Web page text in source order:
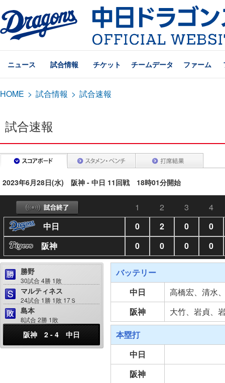
ニュース 試合情報 チケット チームデータ ファーム
HOME > 試合情報 > 試合速報
試合速報
2023年6月28日(水) 阪神 - 中日 11回戦 18時01分開始
1 2 3
4
中日
0 2 0
0
阪神
0 0 0 0
勝野
30試合 4勝 1敗
マルティネス
24試合 1勝 1敗 17Ｓ
島本
8試合 2勝 1敗
阪神 2 - 4 中日
バッテリー
中日
高橋宏、清水
阪神
大竹、岩貞、
本塁打
中日
阪神